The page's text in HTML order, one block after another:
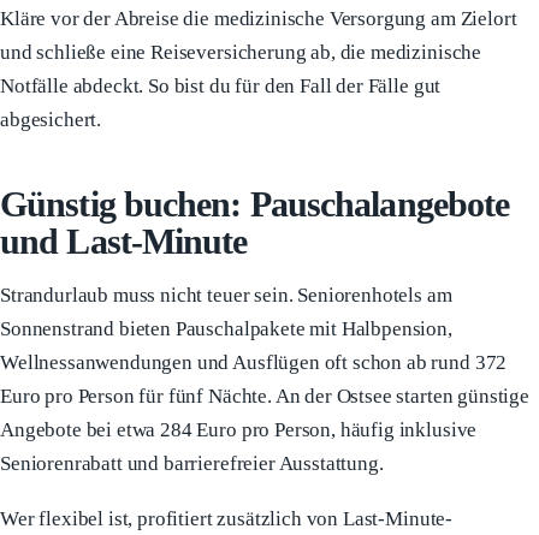
Kläre vor der Abreise die medizinische Versorgung am Zielort
und schließe eine Reiseversicherung ab, die medizinische
Notfälle abdeckt. So bist du für den Fall der Fälle gut
abgesichert.
Günstig buchen: Pauschalangebote
und Last-Minute
Strandurlaub muss nicht teuer sein. Seniorenhotels am
Sonnenstrand bieten Pauschalpakete mit Halbpension,
Wellnessanwendungen und Ausflügen oft schon ab rund 372
Euro pro Person für fünf Nächte. An der Ostsee starten günstige
Angebote bei etwa 284 Euro pro Person, häufig inklusive
Seniorenrabatt und barrierefreier Ausstattung.
Wer flexibel ist, profitiert zusätzlich von Last-Minute-